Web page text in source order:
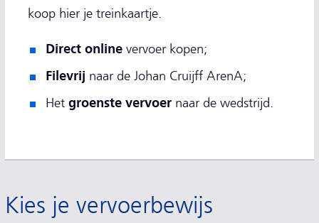
koop hier je treinkaartje.
Direct online vervoer kopen;
Filevrij naar de Johan Cruijff ArenA;
Het groenste vervoer naar de wedstrijd.
Kies je vervoerbewijs